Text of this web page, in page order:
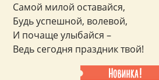
Самой милой оставайся,
Будь успешной, волевой,
И почаще улыбайся –
Ведь сегодня праздник твой!